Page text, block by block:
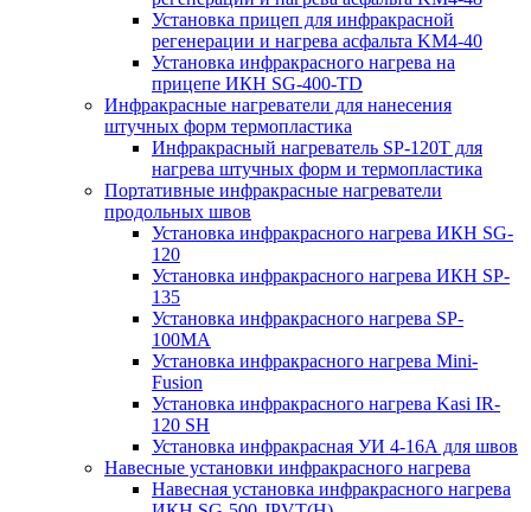
Установка прицеп для инфракрасной
регенерации и нагрева асфальта KM4-40
Установка инфракрасного нагрева на
прицепе ИКН SG-400-TD
Инфракрасные нагреватели для нанесения
штучных форм термопластика
Инфракрасный нагреватель SP-120T для
нагрева штучных форм и термопластика
Портативные инфракрасные нагреватели
продольных швов
Установка инфракрасного нагрева ИКН SG-
120
Установка инфракрасного нагрева ИКН SP-
135
Установка инфракрасного нагрева SP-
100МА
Установка инфракрасного нагрева Mini-
Fusion
Установка инфракрасного нагрева Kasi IR-
120 SH
Установка инфракрасная УИ 4-16А для швов
Навесные установки инфракрасного нагрева
Навесная установка инфракрасного нагрева